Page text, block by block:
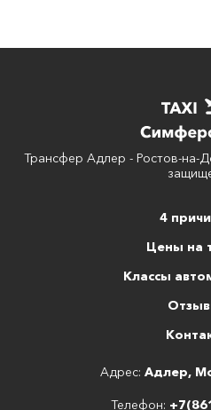
Трансфер Адлер - Ростов-на-
4
Цены на
Классы
Адрес: Адлер,
Телефон: